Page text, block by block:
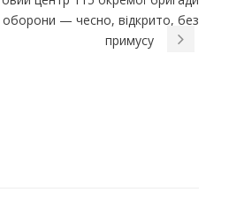
оборони — чесно, відкрито, без
примусу